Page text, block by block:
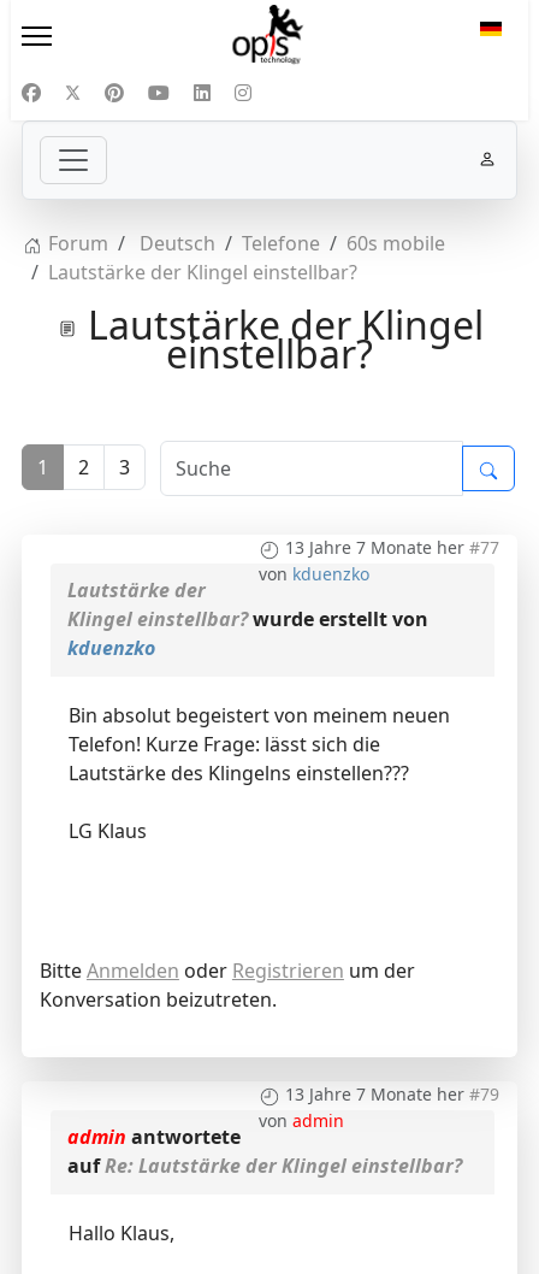
Forum Deutsch Telefone
60s mobile
Lautstärke der Klingel einstellbar?
Lautstärke der Klingel
einstellbar?
1 2 3
13 Jahre 7 Monate her #77
von kduenzko
Lautstärke der
Klingel einstellbar?wurde erstellt von
kduenzko
Bin absolut begeistert von meinem neuen
Telefon! Kurze Frage: lässt sich die
Lautstärke des Klingelns einstellen???
LG Klaus
BitteAnmelden oder Registrieren um der
Konversation beizutreten.
13 Jahre 7 Monate her #79
vonadmin
admin antwortete
aufRe: Lautstärke der Klingel einstellbar?
Hallo Klaus,